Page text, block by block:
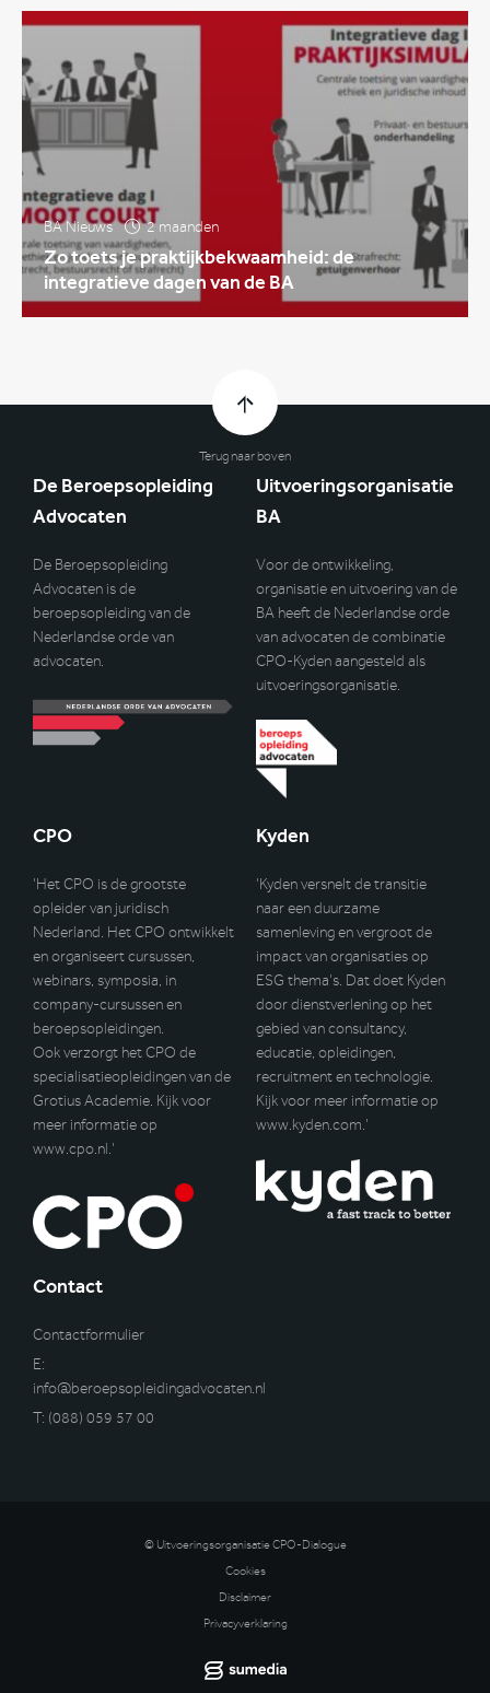
BA Nieuws 2 maanden
Zo toets je praktijkbekwaamheid: de
integratieve dagen van de BA
Terug naar boven
De Beroepsopleiding
Advocaten
De Beroepsopleiding
Advocaten is de
beroepsopleiding van de
Nederlandse orde van
advocaten.
Uitvoeringsorganisatie
BA
Voor de ontwikkeling,
organisatie en uitvoering van de
BA heeft de Nederlandse orde
van advocaten de combinatie
CPO-Kyden aangesteld als
uitvoeringsorganisatie.
CPO
‘Het CPO is de grootste
opleider van juridisch
Nederland. Het CPO ontwikkelt
en organiseert cursussen,
webinars, symposia, in
company-cursussen en
beroepsopleidingen.
Ook verzorgt het CPO de
specialisatieopleidingen van de
Grotius Academie. Kijk voor
meer informatie op
www.cpo.nl.’
Kyden
‘Kyden versnelt de transitie
naar een duurzame
samenleving en vergroot de
impact van organisaties op
ESG thema’s. Dat doet Kyden
door dienstverlening op het
gebied van consultancy,
educatie, opleidingen,
recruitment en technologie.
Kijk voor meer informatie op
www.kyden.com.’
Contact
Contactformulier
E:
info@beroepsopleidingadvocaten.nl
T: (088) 059 57 00
© Uitvoeringsorganisatie CPO-Dialogue
Cookies
Disclaimer
Privacyverklaring